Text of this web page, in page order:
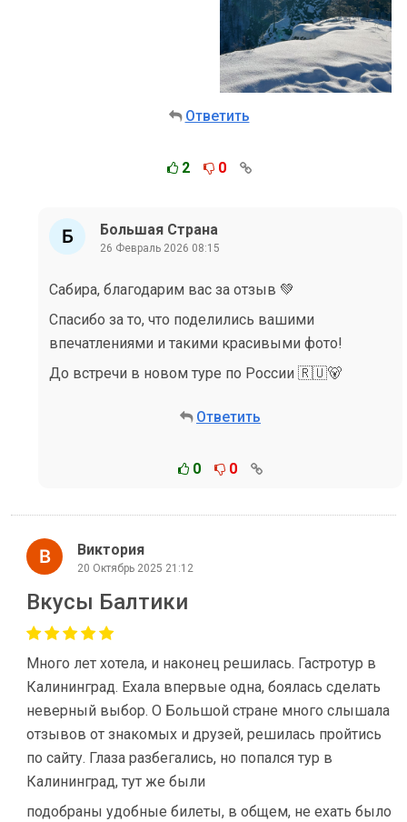
Ответить
2 0
Большая Страна
26 Февраль 2026 08:15
Сабира, благодарим вас за отзыв 💚
Спасибо за то, что поделились вашими
впечатлениями и такими красивыми фото!
До встречи в новом туре по России 🇷🇺🐻
Ответить
0 0
Виктория
20 Октябрь 2025 21:12
Вкусы Балтики
Много лет хотела, и наконец решилась. Гастротур в
Калининград. Ехала впервые одна, боялась сделать
неверный выбор. О Большой стране много слышала
отзывов от знакомых и друзей, решилась пройтись
по сайту. Глаза разбегались, но попался тур в
Калининград, тут же были
подобраны удобные билеты, в общем, не ехать было